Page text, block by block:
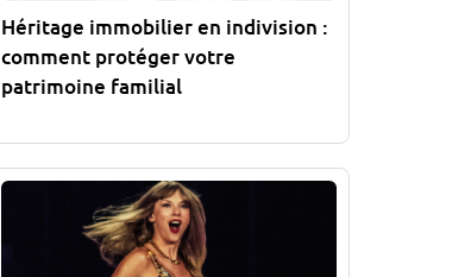
Héritage immobilier en indivision :
comment protéger votre
patrimoine familial